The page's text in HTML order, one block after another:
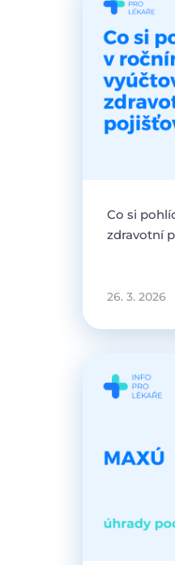
Co si
zdravotní
26. 3. 2026